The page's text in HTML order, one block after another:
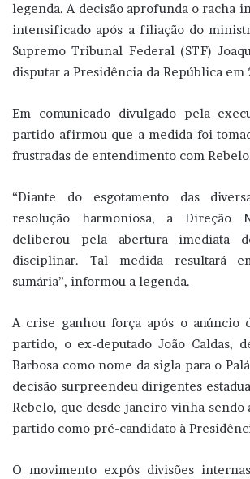
legenda. A decisão aprofunda o racha
intensificado após a filiação do
Supremo Tribunal Federal (STF)
disputar a Presidência da República em
Em comunicado divulgado pela
partido afirmou que a medida foi
frustradas de entendimento com
“Diante do esgotamento das
resolução harmoniosa, a Direção
deliberou pela abertura imediata
disciplinar. Tal medida resultará
sumária”, informou a legenda.
A crise ganhou força após o anúncio
partido, o ex-deputado João Caldas,
Barbosa como nome da sigla para o
decisão surpreendeu dirigentes
Rebelo, que desde janeiro vinha sendo
partido como pré-candidato à
O movimento expôs divisões